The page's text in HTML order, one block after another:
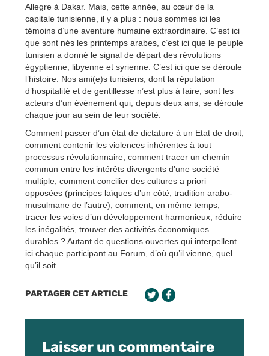
Allegre à Dakar. Mais, cette année, au cœur de la
capitale tunisienne, il y a plus : nous sommes ici les
témoins d’une aventure humaine extraordinaire. C’est ici
que sont nés les printemps arabes, c’est ici que le peuple
tunisien a donné le signal de départ des révolutions
égyptienne, libyenne et syrienne. C’est ici que se déroule
l’histoire. Nos ami(e)s tunisiens, dont la réputation
d’hospitalité et de gentillesse n’est plus à faire, sont les
acteurs d’un évènement qui, depuis deux ans, se déroule
chaque jour au sein de leur société.
Comment passer d’un état de dictature à un Etat de droit,
comment contenir les violences inhérentes à tout
processus révolutionnaire, comment tracer un chemin
commun entre les intérêts divergents d’une société
multiple, comment concilier des cultures a priori
opposées (principes laïques d’un côté, tradition arabo-
musulmane de l’autre), comment, en même temps,
tracer les voies d’un développement harmonieux, réduire
les inégalités, trouver des activités économiques
durables ? Autant de questions ouvertes qui interpellent
ici chaque participant au Forum, d’où qu’il vienne, quel
qu’il soit.
PARTAGER CET ARTICLE
Laisser un commentaire